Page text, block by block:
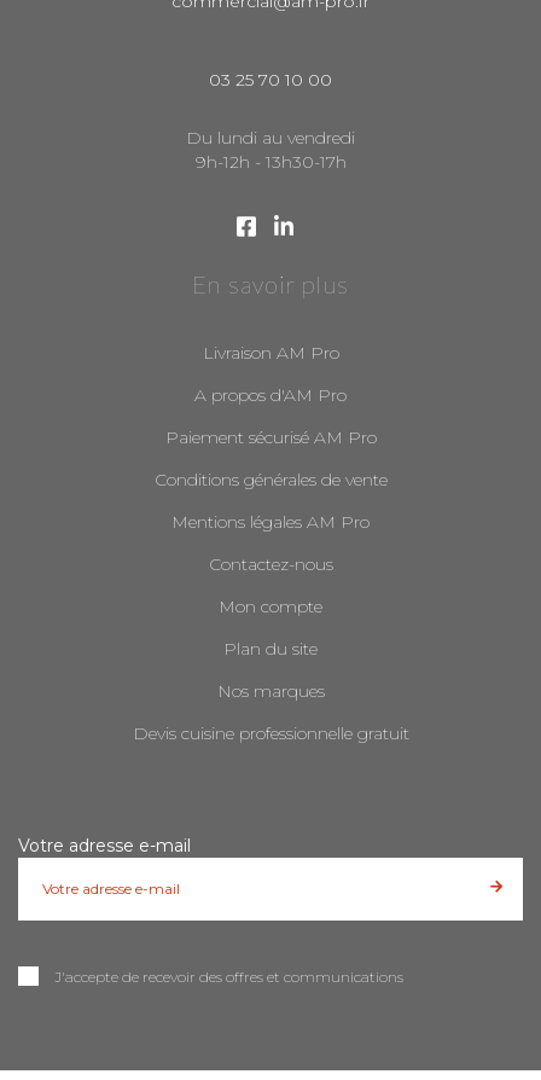
03 25 70 10 00
Du lundi au vendredi
9h-12h - 13h30-17h
En savoir plus
Livraison AM Pro
A propos d'AM Pro
Paiement sécurisé AM Pro
Conditions générales de vente
Mentions légales AM Pro
Contactez-nous
Mon compte
Plan du site
Nos marques
Devis cuisine professionnelle gratuit
Votre adresse e-mail
J'accepte de recevoir des offres et communications